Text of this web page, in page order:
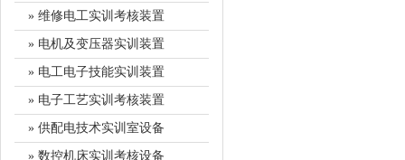
» 维修电工实训考核装置
» 电机及变压器实训装置
» 电工电子技能实训装置
» 电子工艺实训考核装置
» 供配电技术实训室设备
» 数控机床实训考核设备